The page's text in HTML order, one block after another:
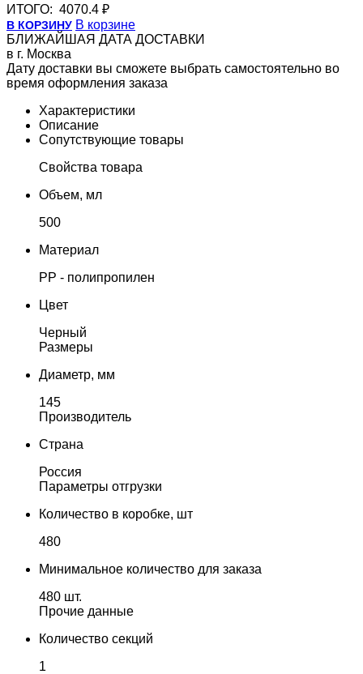
ИТОГО: 4070.4 ₽
В КОРЗИНУ В корзине
БЛИЖАЙШАЯ ДАТА ДОСТАВКИ
в г. Москва
Дату доставки вы сможете выбрать самостоятельно во
время оформления заказа
Характеристики
Описание
Сопутствующие товары
Свойства товара
Объем, мл
500
Материал
PP - полипропилен
Цвет
Черный
Размеры
Диаметр, мм
145
Производитель
Страна
Россия
Параметры отгрузки
Количество в коробке, шт
480
Минимальное количество для заказа
480 шт.
Прочие данные
Количество секций
1